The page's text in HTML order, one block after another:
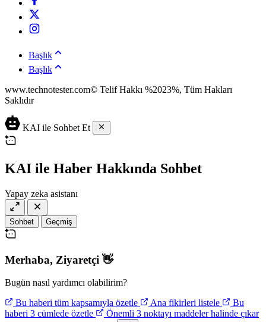
Başlık
Başlık
www.technotester.com© Telif Hakkı %2023%, Tüm Hakları
Saklıdır
en
iyi
casino
deneme
bonusu
siteler
deneme
bonusu
veren
siteler
bonusu
siteler
KAI ile Sohbet Et
KAI ile Haber Hakkında Sohbet
Yapay zeka asistanı
Sohbet Geçmiş
Merhaba, Ziyaretçi 👋
Bugün nasıl yardımcı olabilirim?
Bu haberi tüm kapsamıyla özetle
Ana fikirleri listele
Bu
haberi 3 cümlede özetle
Önemli 3 noktayı maddeler halinde çıkar